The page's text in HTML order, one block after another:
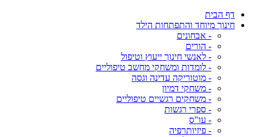
דף הבית
חינוך מיוחד והתפתחות הילד
- אבחונים
- הורים
- לאנשי חינוך ייעוץ וטיפול
- לומדות ומשחקי מחשב טיפוליים
- מוטוריקה עדינה וגסה
- משחקי דמיון
- משחקים רגשיים טיפוליים
- ספרי רגשות
- עו"ס
- פיזיותרפיה